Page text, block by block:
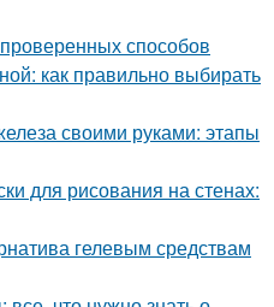
способов
как правильно выбирать
своими руками: этапы
для рисования на стенах:
гелевым средствам